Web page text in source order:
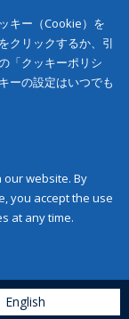
キー（Cookie）を
クリックするか、引
「クッキーポリシ
ーの設定はいつでも
website. By
you accept the use
at any time.
English